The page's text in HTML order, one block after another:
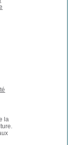
la